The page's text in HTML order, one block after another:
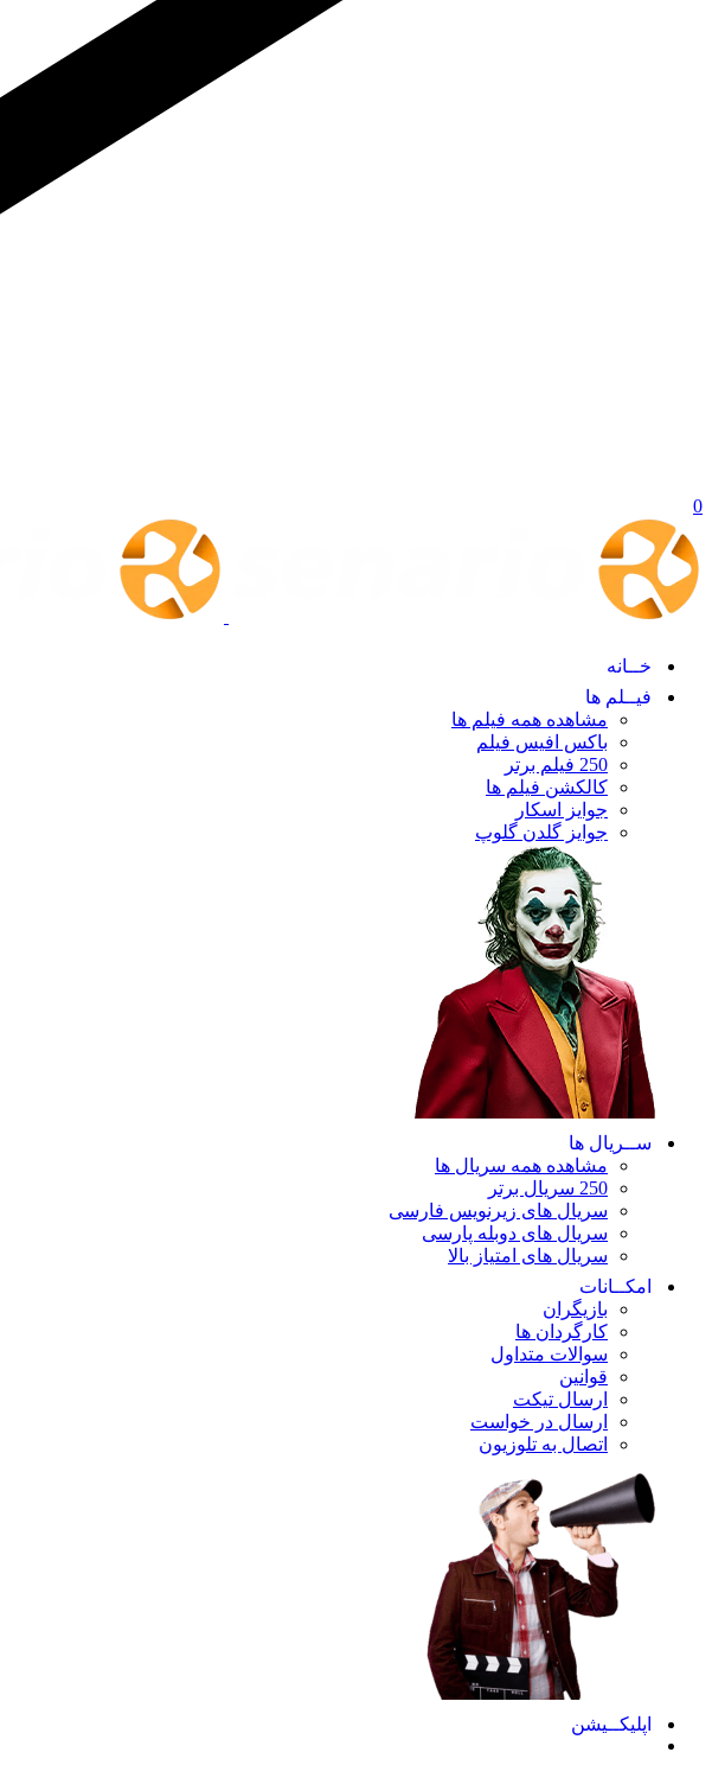
0
خــانه
فیــلم ها
مشاهده همه فیلم ها
باکس افیس فیلم
250 فیلم برتر
کالکشن فیلم ها
جوایز اسکار
جوایز گلدن گلوپ
ســریال ها
مشاهده همه سریال ها
250 سریال برتر
سریال های زیرنویس فارسی
سریال های دوبله پارسی
سریال های امتیاز بالا
امکــانات
بازیگران
کارگردان ها
سوالات متداول
قوانین
ارسال تیکت
ارسال در خواست
اتصال به تلوزیون
اپلیکــیشن